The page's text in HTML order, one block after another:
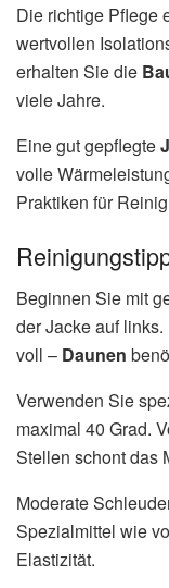
Die richtige Pflege
wertvollen
erhalten Sie die
viele Jahre.
Eine gut gepflegte
volle
Praktiken für
Beginnen Sie mit
der Jacke auf
voll – Daunen
Verwenden Sie
maximal 40 Grad.
Stellen schont das
Moderate
Spezialmittel wie
Elastizität.